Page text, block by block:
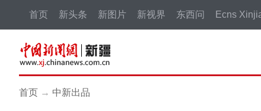
首页 新头条 新图片 新视界 东西问 Ecns
首页 → 中新出品